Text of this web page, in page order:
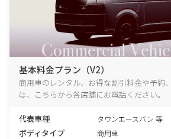
基本料金プラン（V2）
商用車のレンタル、お得な割引料金や予約
は、こちらから各店舗にお電話ください。
代表車種 タウンエースバン 等
ボディタイプ 商用車